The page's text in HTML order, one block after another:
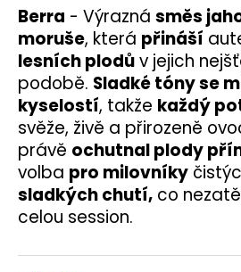
Berra - Výrazná směs
moruše, která přináší
lesních plodův jejich
podobě. Sladké tóny se
kyselostí, takže každý
svěže, živě a přirozeně
právě ochutnal plody
volba pro milovníky
sladkých chutí, co
celou session.
D
o
p
o
r
u
č
u
j
e
m
e